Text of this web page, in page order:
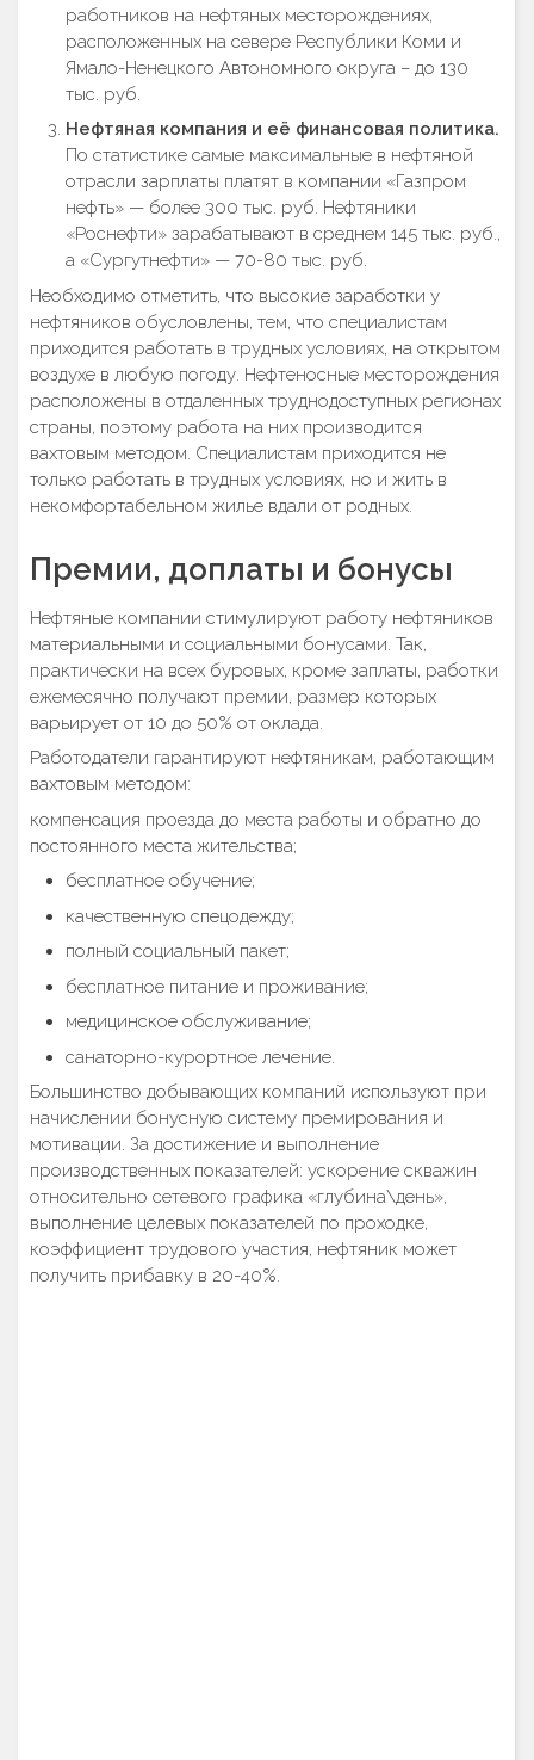
работников на нефтяных месторождениях,
расположенных на севере Республики Коми и
Ямало-Ненецкого Автономного округа – до 130
тыс. руб.
Нефтяная компания и её финансовая политика.
По статистике самые максимальные в нефтяной
отрасли зарплаты платят в компании «Газпром
нефть» — более 300 тыс. руб. Нефтяники
«Роснефти» зарабатывают в среднем 145 тыс. руб.,
а «Сургутнефти» — 70-80 тыс. руб.
Необходимо отметить, что высокие заработки у
нефтяников обусловлены, тем, что специалистам
приходится работать в трудных условиях, на открытом
воздухе в любую погоду. Нефтеносные месторождения
расположены в отдаленных труднодоступных регионах
страны, поэтому работа на них производится
вахтовым методом. Специалистам приходится не
только работать в трудных условиях, но и жить в
некомфортабельном жилье вдали от родных.
Премии, доплаты и бонусы
Нефтяные компании стимулируют работу нефтяников
материальными и социальными бонусами. Так,
практически на всех буровых, кроме заплаты, работки
ежемесячно получают премии, размер которых
варьирует от 10 до 50% от оклада.
Работодатели гарантируют нефтяникам, работающим
вахтовым методом:
компенсация проезда до места работы и обратно до
постоянного места жительства;
бесплатное обучение;
качественную спецодежду;
полный социальный пакет;
бесплатное питание и проживание;
медицинское обслуживание;
санаторно-курортное лечение.
Большинство добывающих компаний используют при
начислении бонусную систему премирования и
мотивации. За достижение и выполнение
производственных показателей: ускорение скважин
относительно сетевого графика «глубина\день»,
выполнение целевых показателей по проходке,
коэффициент трудового участия, нефтяник может
получить прибавку в 20-40%.